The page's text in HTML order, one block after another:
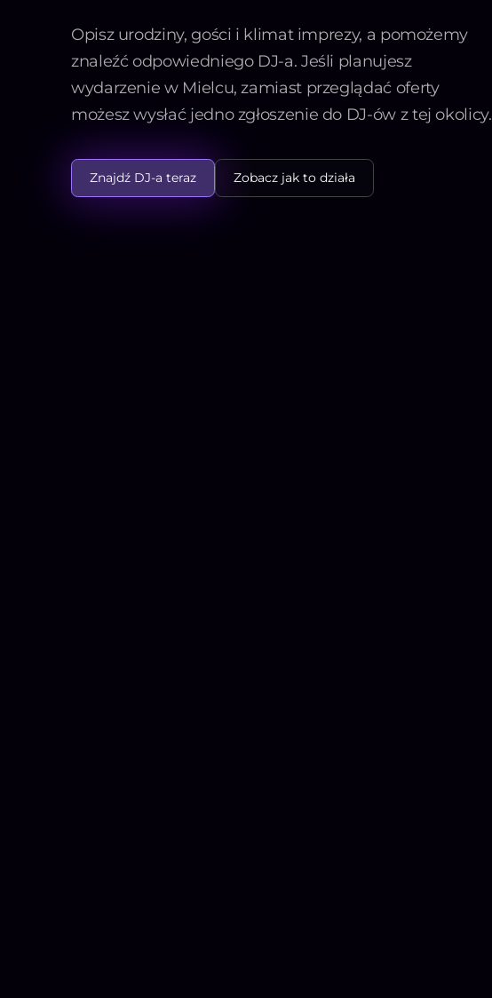
Opisz urodziny, gości i klimat imprezy, a pomożemy
znaleźć odpowiedniego DJ-a. Jeśli planujesz
wydarzenie w Mielcu, zamiast przeglądać oferty
możesz wysłać jedno zgłoszenie do DJ-ów z tej okolicy.
Znajdź DJ-a teraz Zobacz jak to działa